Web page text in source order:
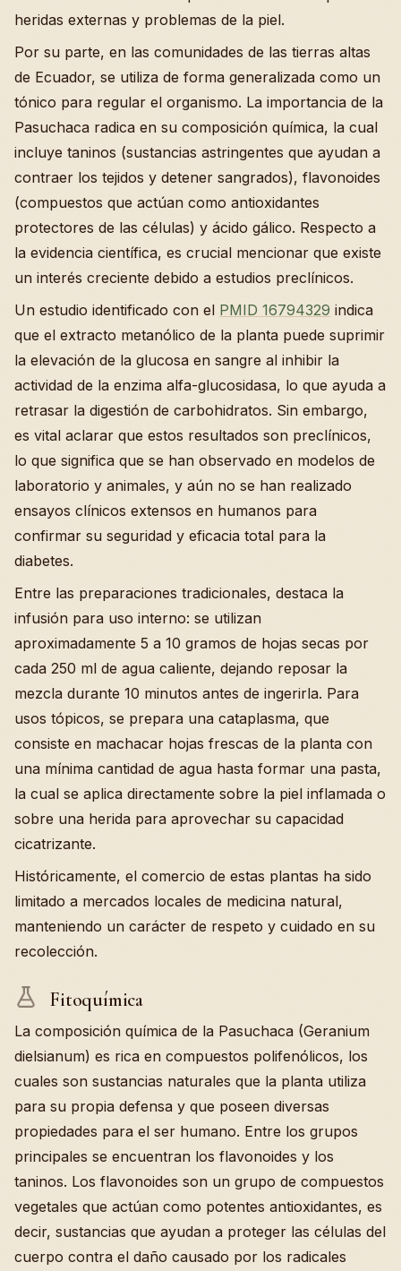
heridas externas y problemas de la piel.
Por su parte, en las comunidades de las tierras altas
de Ecuador, se utiliza de forma generalizada como un
tónico para regular el organismo. La importancia de la
Pasuchaca radica en su composición química, la cual
incluye taninos (sustancias astringentes que ayudan a
contraer los tejidos y detener sangrados), flavonoides
(compuestos que actúan como antioxidantes
protectores de las células) y ácido gálico. Respecto a
la evidencia científica, es crucial mencionar que existe
un interés creciente debido a estudios preclínicos.
Un estudio identificado con el PMID 16794329 indica
que el extracto metanólico de la planta puede suprimir
la elevación de la glucosa en sangre al inhibir la
actividad de la enzima alfa-glucosidasa, lo que ayuda a
retrasar la digestión de carbohidratos. Sin embargo,
es vital aclarar que estos resultados son preclínicos,
lo que significa que se han observado en modelos de
laboratorio y animales, y aún no se han realizado
ensayos clínicos extensos en humanos para
confirmar su seguridad y eficacia total para la
diabetes.
Entre las preparaciones tradicionales, destaca la
infusión para uso interno: se utilizan
aproximadamente 5 a 10 gramos de hojas secas por
cada 250 ml de agua caliente, dejando reposar la
mezcla durante 10 minutos antes de ingerirla. Para
usos tópicos, se prepara una cataplasma, que
consiste en machacar hojas frescas de la planta con
una mínima cantidad de agua hasta formar una pasta,
la cual se aplica directamente sobre la piel inflamada o
sobre una herida para aprovechar su capacidad
cicatrizante.
Históricamente, el comercio de estas plantas ha sido
limitado a mercados locales de medicina natural,
manteniendo un carácter de respeto y cuidado en su
recolección.
Fitoquímica
La composición química de la Pasuchaca (Geranium
dielsianum) es rica en compuestos polifenólicos, los
cuales son sustancias naturales que la planta utiliza
para su propia defensa y que poseen diversas
propiedades para el ser humano. Entre los grupos
principales se encuentran los flavonoides y los
taninos. Los flavonoides son un grupo de compuestos
vegetales que actúan como potentes antioxidantes, es
decir, sustancias que ayudan a proteger las células del
cuerpo contra el daño causado por los radicales